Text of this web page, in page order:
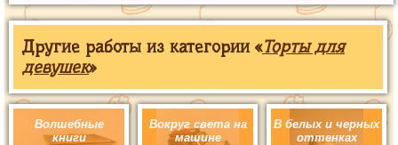
Другие работы из категории «Торты для
девушек»
Волшебные
книги
Вокруг света на
машине
В белых и черных
оттенках